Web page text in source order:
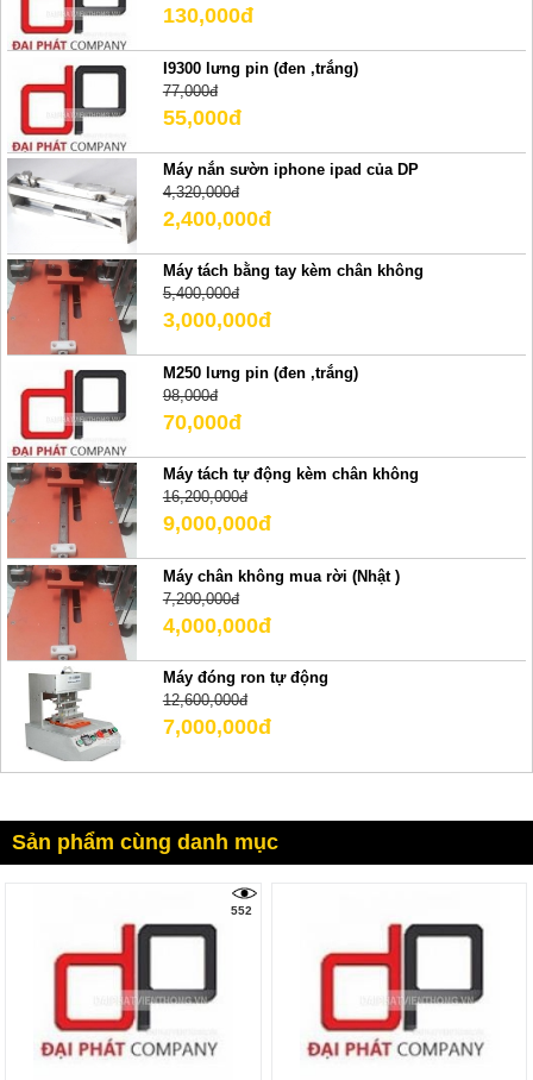
130,000đ
I9300 lưng pin (đen ,trắng)
77,000đ
55,000đ
Máy nắn sườn iphone ipad của DP
4,320,000đ
2,400,000đ
Máy tách bằng tay kèm chân không
5,400,000đ
3,000,000đ
M250 lưng pin (đen ,trắng)
98,000đ
70,000đ
Máy tách tự động kèm chân không
16,200,000đ
9,000,000đ
Máy chân không mua rời (Nhật )
7,200,000đ
4,000,000đ
Máy đóng ron tự động
12,600,000đ
7,000,000đ
Sản phẩm cùng danh mục
552